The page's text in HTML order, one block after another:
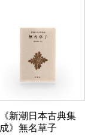
《新潮日本古典集
成》無名草子